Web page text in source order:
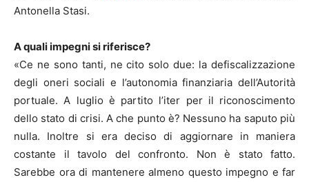
Antonella Stasi.
A quali impegni si riferisce?
«Ce ne sono tanti, ne cito solo due: la defiscalizzazione
degli oneri sociali e l’autonomia finanziaria dell’Autorità
portuale. A luglio è partito l’iter per il riconoscimento
dello stato di crisi. A che punto è? Nessuno ha saputo più
nulla. Inoltre si era deciso di aggiornare in maniera
costante il tavolo del confronto. Non è stato fatto.
Sarebbe ora di mantenere almeno questo impegno e far